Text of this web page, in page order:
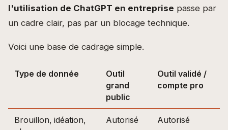
l'utilisation de ChatGPT en entreprise passe par
un cadre clair, pas par un blocage technique.
Voici une base de cadrage simple.
Type de donnée
Outil
grand
public
Outil validé /
compte pro
Brouillon, idéation,
Autorisé Autorisé